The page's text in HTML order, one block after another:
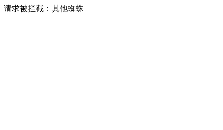
请求被拦截：其他蜘蛛